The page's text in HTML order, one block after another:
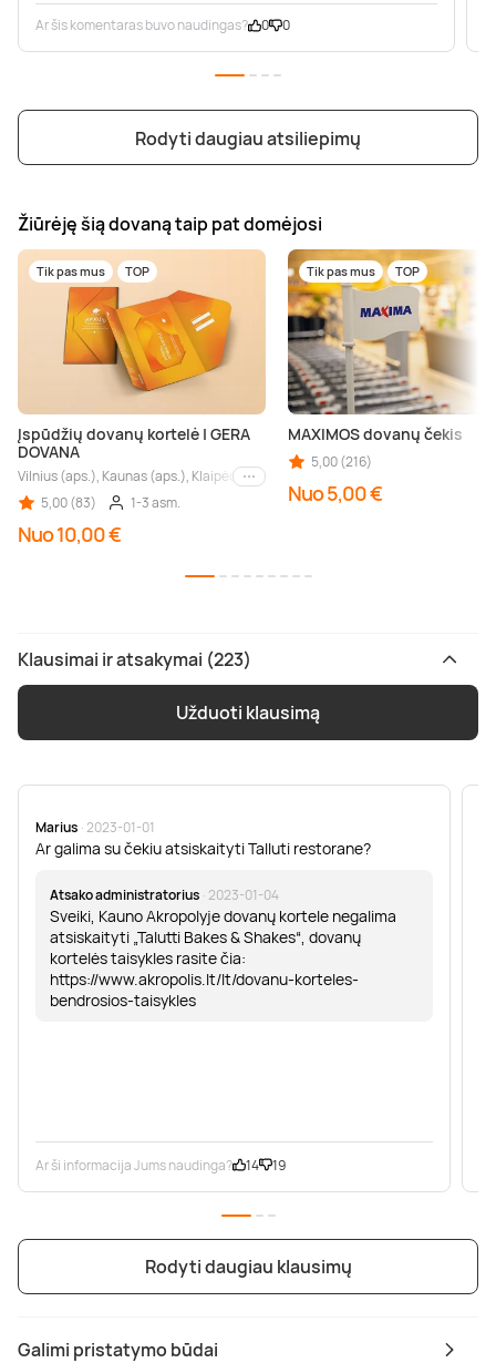
Galimi pristatymo būdai
Ar šis komentaras buvo naudingas? 0 0
Rodyti daugiau atsiliepimų
Žiūrėję šią dovaną taip pat domėjosi
Tik pas mus TOP
Įspūdžių dovanų kortelė | GERA
DOVANA
Vilnius (aps.), Kaunas (aps.), Klaipėda (aps.), Palanga (aps.), Nida (aps.),
Kiti miestai
5,00 (83)
1-3 asm.
Nuo 10,00 €
Tik pas mus TOP
MAXIMOS dovanų čekis
5,00 (216)
Nuo 5,00 €
Klausimai ir atsakymai (223)
Užduoti klausimą
Marius · 2023-01-01
Ar galima su čekiu atsiskaityti Talluti restorane?
Atsako administratorius · 2023-01-04
Sveiki, Kauno Akropolyje dovanų kortele negalima
atsiskaityti „Talutti Bakes & Shakes“, dovanų
kortelės taisykles rasite čia:
https://www.akropolis.lt/lt/dovanu-korteles-
bendrosios-taisykles
Ar ši informacija Jums naudinga? 14 19
Rodyti daugiau klausimų